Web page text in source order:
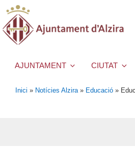
AJUNTAMENT CIUTAT
Inici » Notícies Alzira » Educació »